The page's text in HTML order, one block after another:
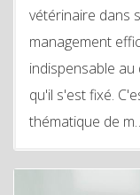
vétérinaire dans
management
indispensable
qu'il s'est fixé.
thématique de